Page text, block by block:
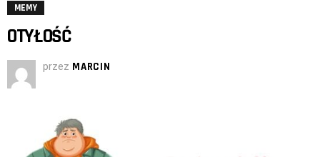
MEMY
OTYŁOŚĆ
przez MARCIN